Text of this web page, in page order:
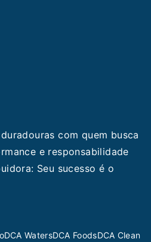
com quem busca
e responsabilidade
Seu sucesso é o
DCA WatersDCA FoodsDCA Clean